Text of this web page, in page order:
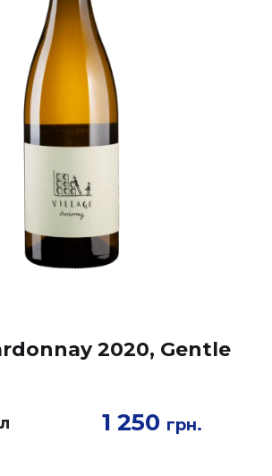
2020, Gentle
1 250 грн.